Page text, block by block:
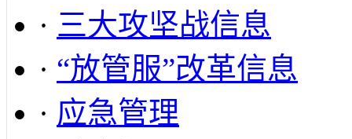
· 三大攻坚战信息
· “放管服”改革信息
· 应急管理